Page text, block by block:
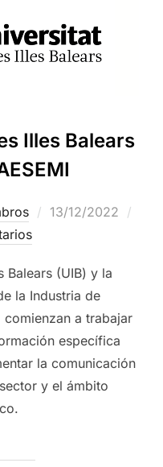
Illes Balears
13/12/2022
Balears (UIB) y la
la Industria de
comienzan a trabajar
específica
la comunicación
y el ámbito